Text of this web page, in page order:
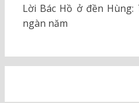
Lời Bác Hồ ở đền
ngàn năm